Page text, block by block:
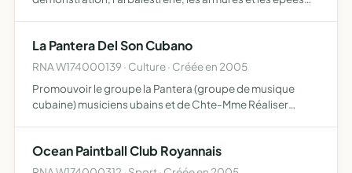
La Pantera Del Son Cubano
RNA W174000139 · Culture · Créée en 2005
Promouvoir le groupe la Pantera (groupe de musique
cubaine) musiciens ubains et de Chte-Mme Réaliser
culturel. Or…
Ocean Paintball Club Royannais